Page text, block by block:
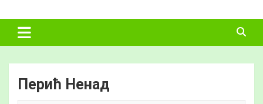
to
content
ФУДБАЛСКИ
САВЕЗ
ВЛАДИМИРЦИ
Перић Ненад